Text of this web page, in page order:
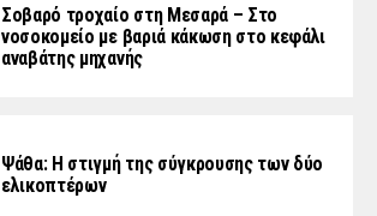
Σοβαρό τροχαίο στη Μεσαρά – Στο
νοσοκομείο με βαριά κάκωση στο κεφάλι
αναβάτης μηχανής
Ψάθα: Η στιγμή της σύγκρουσης των δύο
ελικοπτέρων